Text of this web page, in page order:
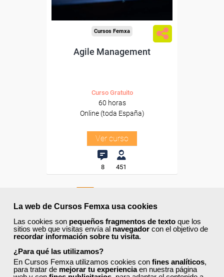
La web de Cursos Femxa usa cookies
Las cookies son pequeños fragmentos de texto que los
sitios web que visitas envía al navegador con el objetivo de
recordar información sobre tu visita.
¿Para qué las utilizamos?
En Cursos Femxa utilizamos cookies con fines analíticos,
para tratar de mejorar tu experienciaen nuestra página
Cursos Femxa
Agile Management
Curso Gratuito
60 horas
Online (toda España)
Ver curso
8 451
ONLINE
Formación 100%
subvencionada.
Para desempleados,
trabajadores y autónomos.